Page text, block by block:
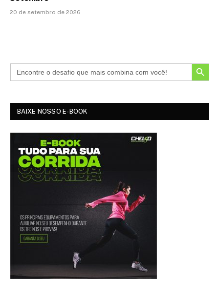
20 de setembro de 2026
SEARCH BUTTON
BAIXE NOSSO E-BOOK